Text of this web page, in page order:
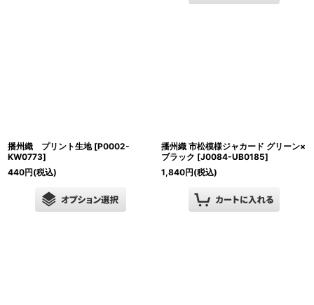
播州織 プリント生地 [P0002-
KW0773]
440円(税込)
播州織 市松模様ジャカード グリーン×
ブラック [J0084-UB0185]
1,840円(税込)